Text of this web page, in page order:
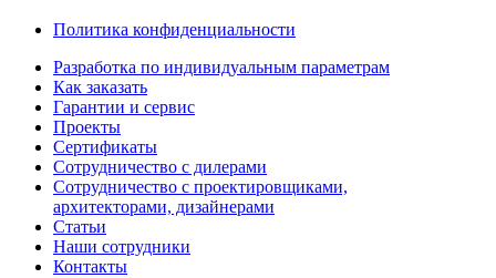
Политика конфиденциальности
Разработка по индивидуальным параметрам
Как заказать
Гарантии и сервис
Проекты
Сертификаты
Сотрудничество с дилерами
Сотрудничество с проектировщиками,
архитекторами, дизайнерами
Статьи
Наши сотрудники
Контакты